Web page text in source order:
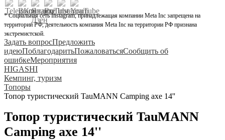
* Социальная сеть Instagram, принадлежащая компании Meta Inc запрещена на
территории РФ, деятельность компания Meta Inc на территории РФ признана
экстремистской.
Задать вопросПредложить
идеюПоблагодаритьПожаловатьсяСообщить об
ошибкеМероприятия
HIGASHI
Кемпинг, туризм
Топоры
Топор туристический TauMANN Camping axe 14''
Топор туристический TauMANN
Camping axe 14''